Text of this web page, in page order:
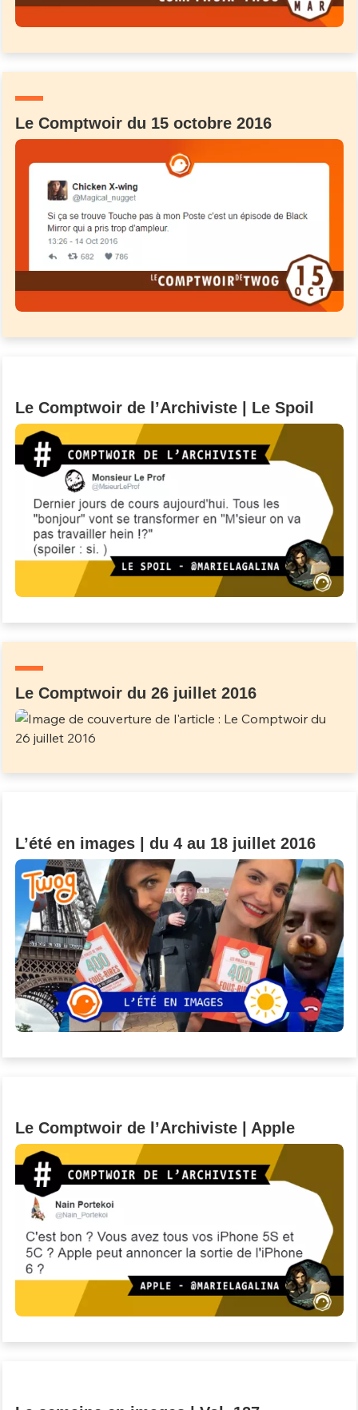
Le Comptwoir du 15 octobre 2016
Le Comptwoir de l’Archiviste | Le Spoil
Le Comptwoir du 26 juillet 2016
L’été en images | du 4 au 18 juillet 2016
Le Comptwoir de l’Archiviste | Apple